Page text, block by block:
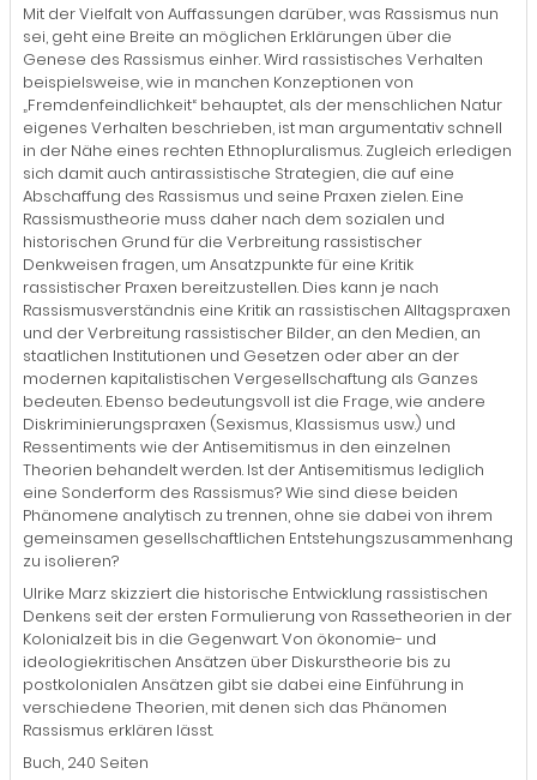
Mit der Vielfalt von Auffassungen darüber, was Rassismus nun
sei, geht eine Breite an möglichen Erklärungen über die
Genese des Rassismus einher. Wird rassistisches Verhalten
beispielsweise, wie in manchen Konzeptionen von
„Fremdenfeindlichkeit“ behauptet, als der menschlichen Natur
eigenes Verhalten beschrieben, ist man argumentativ schnell
in der Nähe eines rechten Ethnopluralismus. Zugleich erledigen
sich damit auch antirassistische Strategien, die auf eine
Abschaffung des Rassismus und seine Praxen zielen. Eine
Rassismustheorie muss daher nach dem sozialen und
historischen Grund für die Verbreitung rassistischer
Denkweisen fragen, um Ansatzpunkte für eine Kritik
rassistischer Praxen bereitzustellen. Dies kann je nach
Rassismusverständnis eine Kritik an rassistischen Alltagspraxen
und der Verbreitung rassistischer Bilder, an den Medien, an
staatlichen Institutionen und Gesetzen oder aber an der
modernen kapitalistischen Vergesellschaftung als Ganzes
bedeuten. Ebenso bedeutungsvoll ist die Frage, wie andere
Diskriminierungspraxen (Sexismus, Klassismus usw.) und
Ressentiments wie der Antisemitismus in den einzelnen
Theorien behandelt werden. Ist der Antisemitismus lediglich
eine Sonderform des Rassismus? Wie sind diese beiden
Phänomene analytisch zu trennen, ohne sie dabei von ihrem
gemeinsamen gesellschaftlichen Entstehungszusammenhang
zu isolieren?
Ulrike Marz skizziert die historische Entwicklung rassistischen
Denkens seit der ersten Formulierung von Rassetheorien in der
Kolonialzeit bis in die Gegenwart. Von ökonomie- und
ideologiekritischen Ansätzen über Diskurstheorie bis zu
postkolonialen Ansätzen gibt sie dabei eine Einführung in
verschiedene Theorien, mit denen sich das Phänomen
Rassismus erklären lässt.
Buch, 240 Seiten